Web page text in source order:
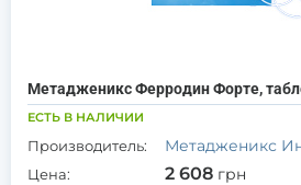
Метадженикс Ферродин Форте,
ЕСТЬ В НАЛИЧИИ
Производитель: Метадженикс
Цена: 2 608 грн